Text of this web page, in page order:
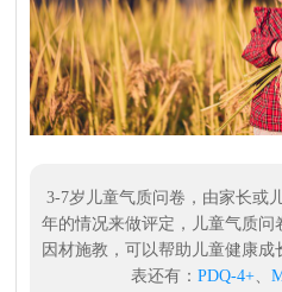
3-7岁儿童气质问卷，由家长或
年的情况来做评定，儿童气质问
因材施教，可以帮助儿童健康
表还有： PDQ-4+、